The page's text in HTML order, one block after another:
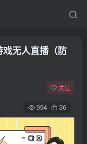
无人直播（防
关注
994 36